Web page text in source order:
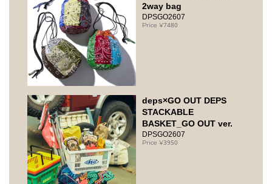
2way bag
DPSGO2607
7480
deps×GO OUT DEPS
STACKABLE
BASKET_GO OUT ver.
DPSGO2607
3950